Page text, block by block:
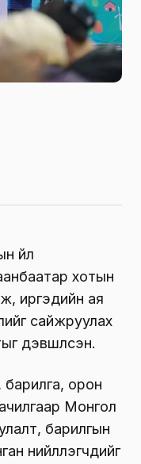
үйл
хотын
иргэдийн ая
сайжруулах
дэвшүүлсэн.
барилга, орон
Монгол
барилгын
нийлүүлэгчдийг